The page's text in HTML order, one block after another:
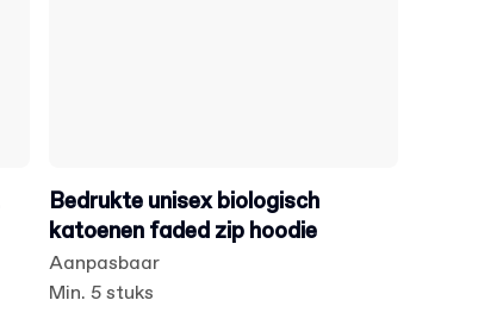
Bedrukte unisex biologisch
katoenen faded zip hoodie
Aanpasbaar
Min. 5 stuks